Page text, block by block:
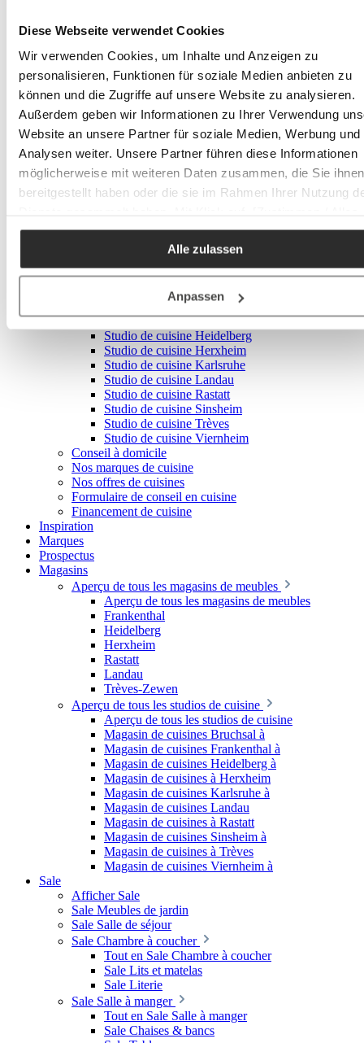
Diese Webseite verwendet Cookies
Wir verwenden Cookies, um Inhalte und Anzeigen zu
personalisieren, Funktionen für soziale Medien anbieten zu
können und die Zugriffe auf unsere Website zu analysieren.
Außerdem geben wir Informationen zu Ihrer Verwendung
Website an unsere Partner für soziale Medien, Werbung und
Analysen weiter. Unsere Partner führen diese Informationen
möglicherweise mit weiteren Daten zusammen, die Sie ihnen
bereitgestellt haben oder die sie im Rahmen Ihrer Nutzung
akzeptieren / etc.]“ erteilen Sie Ihre Einwilligung auch in die
Weitergabe über Ihr Verhalten in unserem Shop an unseren
Partner, die shopware AG (Ebbinghoff 10, 48624
Deutschland), die diese Daten Ihnen nicht persönlich
Produktverbesserungen, Marktverhaltensanalysen)
Alle zulassen
Anpassen
Couvertures d'intérieur & plaids
Tout en Couvertures d'intérieur & plaids
Plaids
Coussins d'intérieur
Tout en Coussins d'intérieur
Coussins décoratifs
Housses de coussin
Décoration de jardin
Bougies & chandeliers
Tout en Bougies & chandeliers
Articles cadeaux
Nos magasins
Tout en Nos magasins
Studio de cuisine Bruchsal
Studio de cuisine Frankenthal
Studio de cuisine Heidelberg
Studio de cuisine Herxheim
Studio de cuisine Karlsruhe
Studio de cuisine Landau
Studio de cuisine Rastatt
Studio de cuisine Sinsheim
Studio de cuisine Trèves
Studio de cuisine Viernheim
Conseil à domicile
Nos marques de cuisine
Nos offres de cuisines
Formulaire de conseil en cuisine
Financement de cuisine
Inspiration
Marques
Prospectus
Magasins
Aperçu de tous les magasins de meubles
Aperçu de tous les magasins de meubles
Frankenthal
Heidelberg
Herxheim
Rastatt
Landau
Trèves-Zewen
Aperçu de tous les studios de cuisine
Aperçu de tous les studios de cuisine
Magasin de cuisines Bruchsal à
Magasin de cuisines Frankenthal à
Magasin de cuisines Heidelberg à
Magasin de cuisines à Herxheim
Magasin de cuisines Karlsruhe à
Magasin de cuisines Landau
Magasin de cuisines à Rastatt
Magasin de cuisines Sinsheim à
Magasin de cuisines à Trèves
Magasin de cuisines Viernheim à
Sale
Afficher Sale
Sale Meubles de jardin
Sale Salle de séjour
Sale Chambre à coucher
Tout en Sale Chambre à coucher
Sale Lits et matelas
Sale Literie
Sale Salle à manger
Tout en Sale Salle à manger
Sale Chaises & bancs